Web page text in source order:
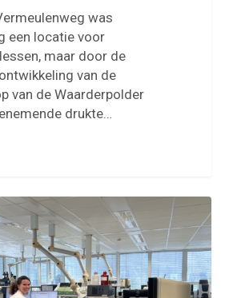
was
een locatie voor
maar door de
van de
van de Waarderpolder
drukte…